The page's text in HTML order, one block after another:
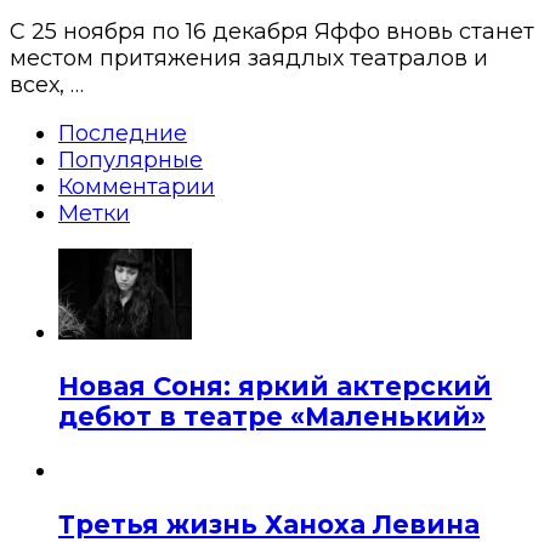
С 25 ноября по 16 декабря Яффо вновь станет
местом притяжения заядлых театралов и
всех, …
Последние
Популярные
Комментарии
Метки
Новая Соня: яркий актерский
дебют в театре «Маленький»
Третья жизнь Ханоха Левина